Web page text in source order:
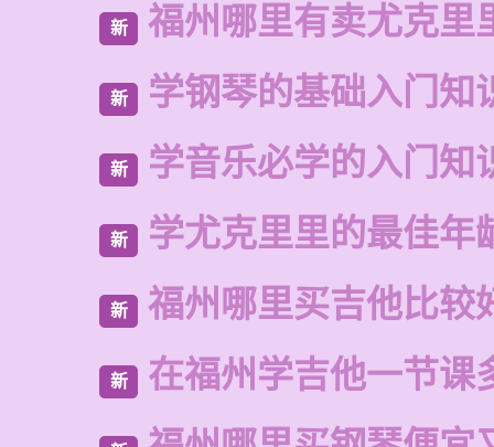
新 福州哪里有卖尤克里
新 学钢琴的基础入门知
新 学音乐必学的入门知
新 学尤克里里的最佳年
新 福州哪里买吉他比较
新 在福州学吉他一节课